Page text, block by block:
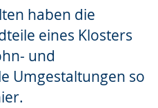
haben die
eines Klosters
und
Umgestaltungen so